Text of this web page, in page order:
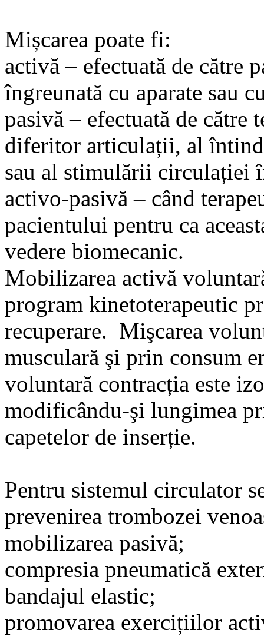
Mișcarea poate fi:
activă – efectuată de către
îngreunată cu aparate sau
pasivă – efectuată de
diferitor articulații, al
sau al stimulării circulației
activo-pasivă – când
pacientului pentru ca
vedere biomecanic.
Mobilizarea activă
program kinetoterapeutic
recuperare. Mişcarea
musculară şi prin consum
voluntară contracția este
modificându-şi lungimea
capetelor de inserție.
Pentru sistemul circulator
prevenirea trombozei
mobilizarea pasivă;
compresia pneumatică
bandajul elastic;
promovarea exercițiilor